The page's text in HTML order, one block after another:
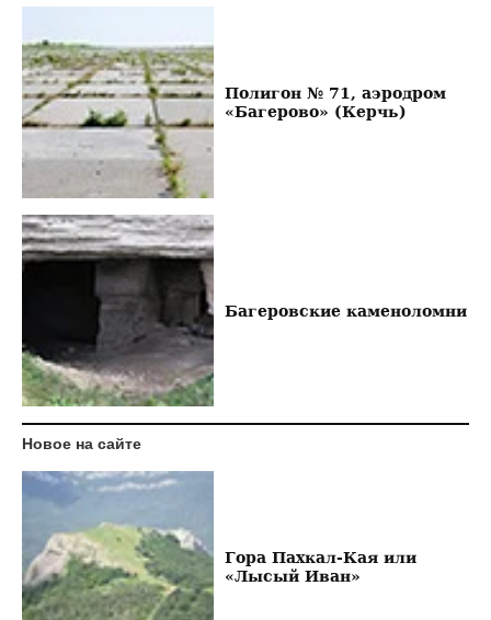
Полигон № 71, аэродром
«Багерово» (Керчь)
Багеровские каменоломни
Новое на сайте
Гора Пахкал-Кая или
«Лысый Иван»